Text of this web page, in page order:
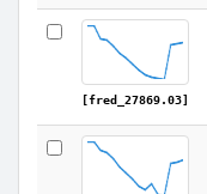
[fred_27869.03]